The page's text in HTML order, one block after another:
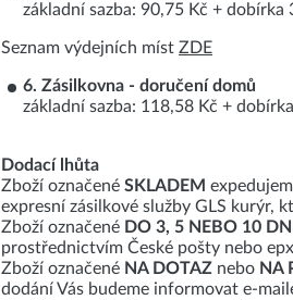
základní sazba: 90,75 Kč + dobírka
Seznam výdejních míst ZDE
6. Zásilkovna - doručení domů
základní sazba: 118,58 Kč +
Dodací lhůta
Zboží označené SKLADEM
expresní zásilkové služby GLS kurýr,
Zboží označené DO 3, 5 NEBO 10 DNÍ
prostřednictvím České pošty nebo
Zboží označené NA DOTAZ nebo NA
dodání Vás budeme informovat e-